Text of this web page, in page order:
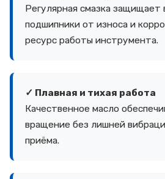
Регулярная смазка защищает
подшипники от износа и
ресурс работы инструмента.
✓ Плавная и тихая работа
Качественное масло
вращение без лишней
приёма.